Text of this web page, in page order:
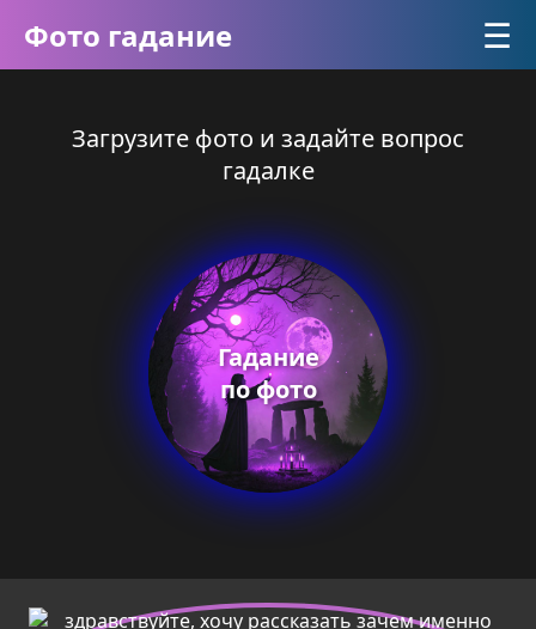
Фото гадание ☰
Загрузите фото и задайте вопрос
гадалке
Гадание
по фото